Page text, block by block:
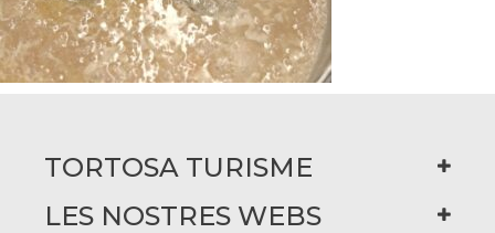
TORTOSA TURISME
LES NOSTRES WEBS